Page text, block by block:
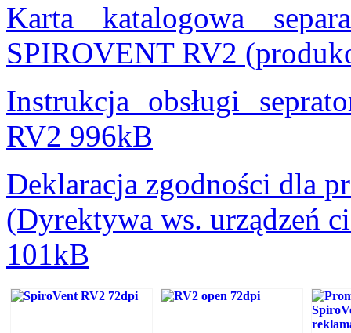
Karta katalogowa
SPIROVENT RV2
Instrukcja obsługi
RV2 996kB
Deklaracja zgodności dla
(Dyrektywa ws. urządzeń
101kB